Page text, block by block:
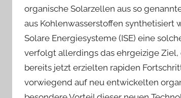
organische Solarzellen aus so
aus Kohlenwasserstoffen synthetisiert
Solare Energiesysteme (ISE) eine
verfolgt allerdings das ehrgeizige
bereits jetzt erzielten rapiden
vorwiegend auf neu entwickelten